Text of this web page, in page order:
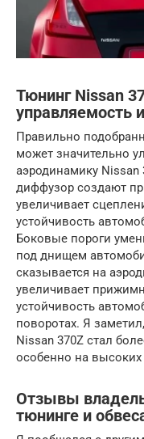
Тюнинг Nissan
управляемость
Правильно
может значительно
аэродинамику
диффузор создают
увеличивает
устойчивость
Боковые пороги
под днищем
сказывается на
увеличивает
устойчивость
поворотах. Я
Nissan 370Z стал
особенно на высоких
Отзывы
тюнинге и